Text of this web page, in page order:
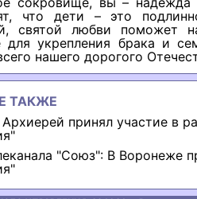
что дети – это
святой любви поможет
для укрепления брака и
нашего дорогого
ТАКЖЕ
принял участие в
"Союз": В Воронеже